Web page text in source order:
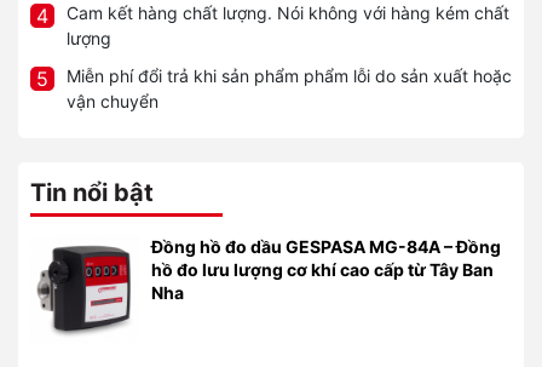
4
Cam kết hàng chất lượng. Nói không với hàng kém chất
lượng
5
Miễn phí đổi trả khi sản phẩm phẩm lỗi do sản xuất hoặc
vận chuyển
Tin nổi bật
Đồng hồ đo dầu GESPASA MG-84A – Đồng
hồ đo lưu lượng cơ khí cao cấp từ Tây Ban
Nha